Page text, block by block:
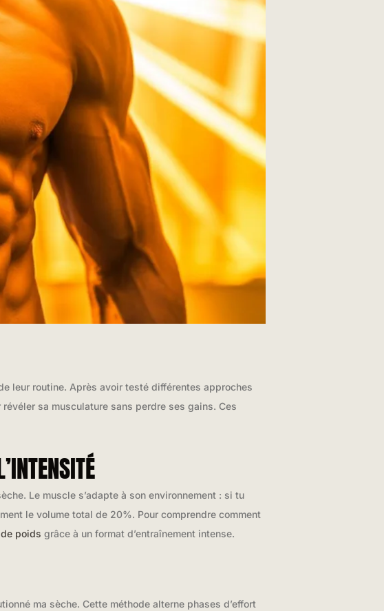
leur routine. Après avoir testé différentes approches
sa musculature sans perdre ses gains. Ces
Le muscle s’adapte à son environnement : si tu
le volume total de 20%. Pour comprendre comment
poids grâce à un format d’entraînement intense.
ma sèche. Cette méthode alterne phases d’effort